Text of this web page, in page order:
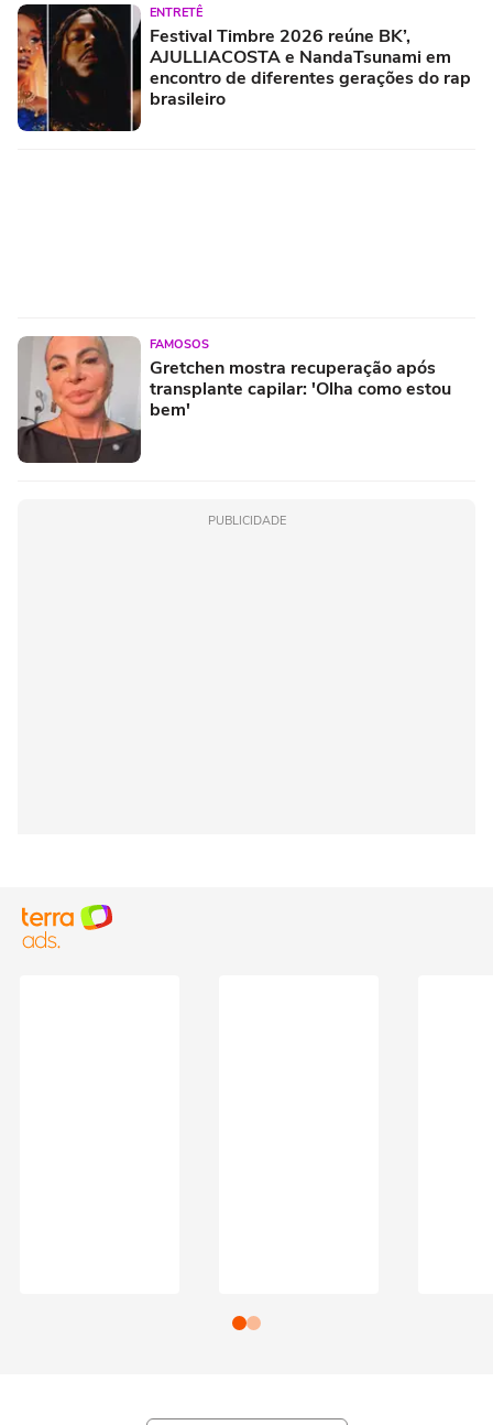
ENTRETÊ
Festival Timbre 2026 reúne BK’,
AJULLIACOSTA e NandaTsunami em
encontro de diferentes gerações do rap
brasileiro
FAMOSOS
Gretchen mostra recuperação após
transplante capilar: 'Olha como estou
bem'
PUBLICIDADE